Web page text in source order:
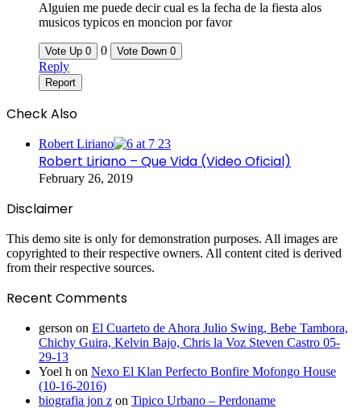
Alguien me puede decir cual es la fecha de la fiesta alos
musicos typicos en moncion por favor
Vote Up 0 0 Vote Down 0
Reply
Report
Check Also
Robert Liriano
Robert Liriano – Que Vida (Video Oficial)
February 26, 2019
Disclaimer
This demo site is only for demonstration purposes. All images are
copyrighted to their respective owners. All content cited is derived
from their respective sources.
Recent Comments
gerson on El Cuarteto de Ahora Julio Swing, Bebe Tambora,
Chichy Guira, Kelvin Bajo, Chris la Voz Steven Castro 05-
29-13
Yoel h on Nexo El Klan Perfecto Bonfire Mofongo House
(10-16-2016)
biografia jon z on Tipico Urbano – Perdoname